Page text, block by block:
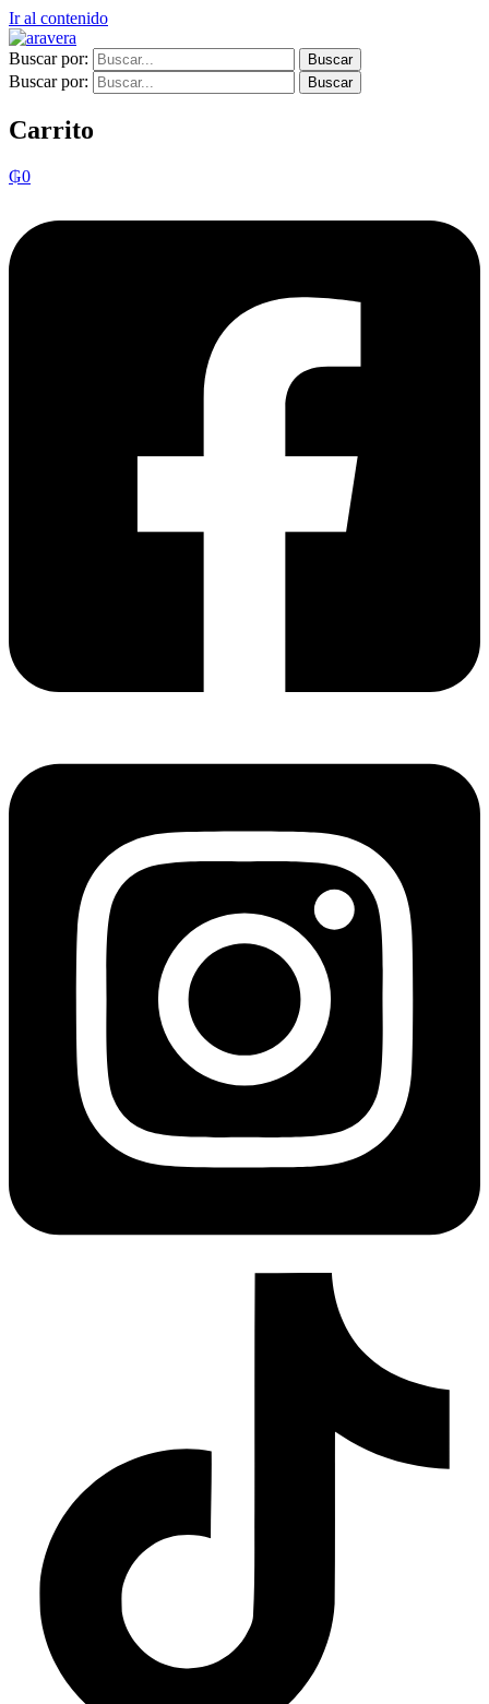
Ir al contenido
Buscar por:
Buscar por:
Carrito
₲0